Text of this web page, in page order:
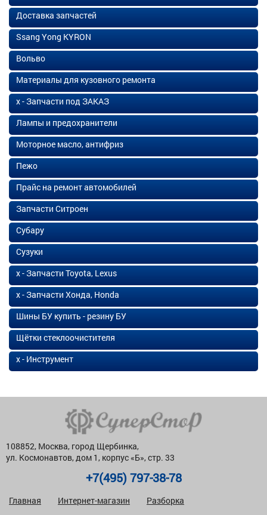
Доставка запчастей
Ssang Yong KYRON
Вольво
Материалы для кузовного ремонта
х - Запчасти под ЗАКАЗ
Лампы и предохранители
Моторное масло, антифриз
Пежо
Прайс на ремонт автомобилей
Запчасти Ситроен
Субару
Сузуки
х - Запчасти Toyota, Lexus
х - Запчасти Хонда, Honda
Шины БУ купить - резину БУ
Щётки стеклоочистителя
х - Инструмент
108852, Москва, город Щербинка,
ул. Космонавтов, дом 1, корпус «Б», стр. 33
+7(495) 797-38-78
Главная Интернет-магазин
Разборка